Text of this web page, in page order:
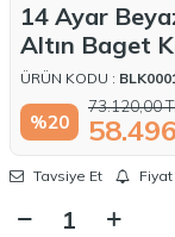
14 Ayar
Altın Baget
ÜRÜN KODU :
%20
73.120,00
Tavsiye Et Fiyat